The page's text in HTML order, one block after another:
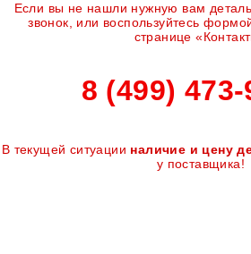
Если вы не нашли нужную вам
звонок, или воспользуйтесь
странице
8 (499) 473-
В текущей ситуации наличие и цену
у поставщика!